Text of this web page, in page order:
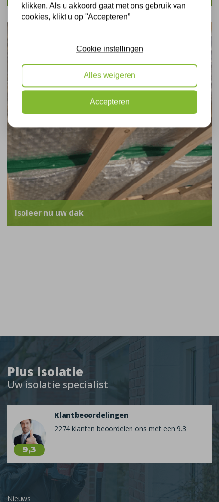
Plus Isolatie
Uw isolatie specialist
9,3
Klantbeoordelingen
2274 klanten beoordelen ons met een 9.3
Nieuws
Isoleer nu uw dak
klikken. Als u akkoord gaat met ons gebruik van
cookies, klikt u op "Accepteren”.
Cookie instellingen
Alles weigeren
Accepteren